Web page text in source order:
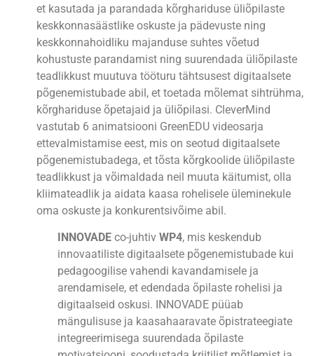
et kasutada ja parandada kõrghariduse üliõpilaste
keskkonnasäästlike oskuste ja pädevuste ning
keskkonnahoidliku majanduse suhtes võetud
kohustuste parandamist ning suurendada üliõpilaste
teadlikkust muutuva tööturu tähtsusest digitaalsete
põgenemistubade abil, et toetada mõlemat sihtrühma,
kõrghariduse õpetajaid ja üliõpilasi. CleverMind
vastutab 6 animatsiooni GreenEDU videosarja
ettevalmistamise eest, mis on seotud digitaalsete
põgenemistubadega, et tõsta kõrgkoolide üliõpilaste
teadlikkust ja võimaldada neil muuta käitumist, olla
kliimateadlik ja aidata kaasa rohelisele üleminekule
oma oskuste ja konkurentsivõime abil.
INNOVADE co-juhtiv WP4, mis keskendub
innovaatiliste digitaalsete põgenemistubade kui
pedagoogilise vahendi kavandamisele ja
arendamisele, et edendada õpilaste rohelisi ja
digitaalseid oskusi. INNOVADE püüab
mängulisuse ja kaasahaaravate õpistrateegiate
integreerimisega suurendada õpilaste